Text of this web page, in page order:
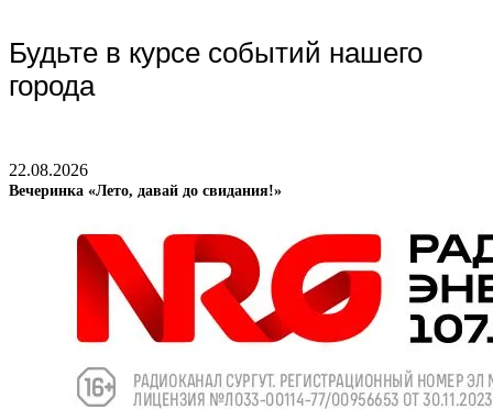
Будьте в курсе событий нашего
города
22.08.2026
Вечеринка «Лето, давай до свидания!»